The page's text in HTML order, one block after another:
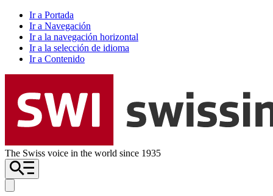
Ir a Portada
Ir a Navegación
Ir a la navegación horizontal
Ir a la selección de idioma
Ir a Contenido
The Swiss voice in the world since 1935